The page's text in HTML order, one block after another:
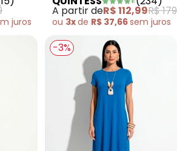
juros
Babados e Alças para
Amarrar
A partir deR$ 112,99R$
ou 3xde R$ 37,66sem juros
-3%